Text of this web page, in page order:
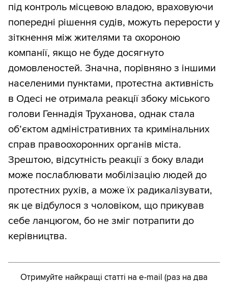
під контроль місцевою владою, враховуючи
попередні рішення судів, можуть перерости у
зіткнення між жителями та охороною
компанії, якщо не буде досягнуто
домовленостей. Значна, порівняно з іншими
населеними пунктами, протестна активність
в Одесі не отримала реакції збоку міського
голови Геннадія Труханова, однак стала
об’єктом адміністративних та кримінальних
справ правоохоронних органів міста.
Зрештою, відсутність реакції з боку влади
може послаблювати мобілізацію людей до
протестних рухів, а може їх радикалізувати,
як це відбулося з чоловіком, що прикував
себе ланцюгом, бо не зміг потрапити до
керівництва.
Отримуйте найкращі статті на e-mail (раз на два